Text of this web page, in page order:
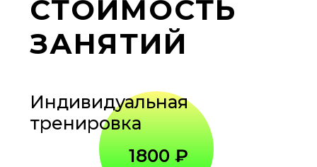
СТОИМОСТЬ
ЗАНЯТИЙ
1800 ₽
Индивидуальная
тренировка